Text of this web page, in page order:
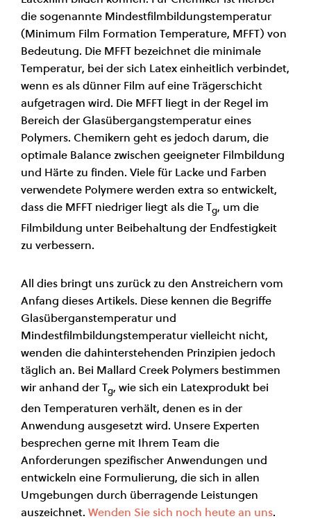
die sogenannte Mindestfilmbildungstemperatur
(Minimum Film Formation Temperature, MFFT) von
Bedeutung. Die MFFT bezeichnet die minimale
Temperatur, bei der sich Latex einheitlich verbindet,
wenn es als dünner Film auf eine Trägerschicht
aufgetragen wird. Die MFFT liegt in der Regel im
Bereich der Glasübergangstemperatur eines
Polymers. Chemikern geht es jedoch darum, die
optimale Balance zwischen geeigneter Filmbildung
und Härte zu finden. Viele für Lacke und Farben
verwendete Polymere werden extra so entwickelt,
dass die MFFT niedriger liegt als die Tg, um die
Filmbildung unter Beibehaltung der Endfestigkeit
zu verbessern.
All dies bringt uns zurück zu den Anstreichern vom
Anfang dieses Artikels. Diese kennen die Begriffe
Glasüberganstemperatur und
Mindestfilmbildungstemperatur vielleicht nicht,
wenden die dahinterstehenden Prinzipien jedoch
täglich an. Bei Mallard Creek Polymers bestimmen
wir anhand der Tg, wie sich ein Latexprodukt bei
den Temperaturen verhält, denen es in der
Anwendung ausgesetzt wird. Unsere Experten
besprechen gerne mit Ihrem Team die
Anforderungen spezifischer Anwendungen und
entwickeln eine Formulierung, die sich in allen
Umgebungen durch überragende Leistungen
auszeichnet. Wenden Sie sich noch heute an uns.